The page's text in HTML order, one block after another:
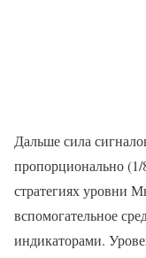
Дальше сила
пропорционально
стратегиях уровни
вспомогательное
индикаторами.